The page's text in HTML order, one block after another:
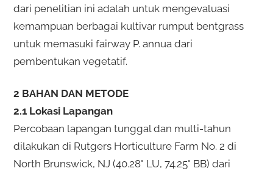
dari penelitian ini adalah untuk mengevaluasi
kemampuan berbagai kultivar rumput bentgrass
untuk memasuki fairway P. annua dari
pembentukan vegetatif.
2 BAHAN DAN METODE
2.1 Lokasi Lapangan
Percobaan lapangan tunggal dan multi-tahun
dilakukan di Rutgers Horticulture Farm No. 2 di
North Brunswick, NJ (40.28° LU, 74.25° BB) dari